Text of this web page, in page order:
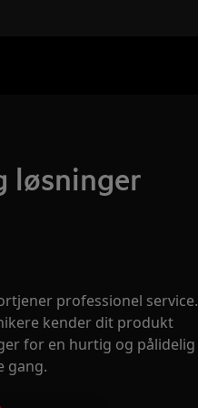
løsninger
professionel service.
kender dit produkt
for en hurtig og pålidelig
gang.